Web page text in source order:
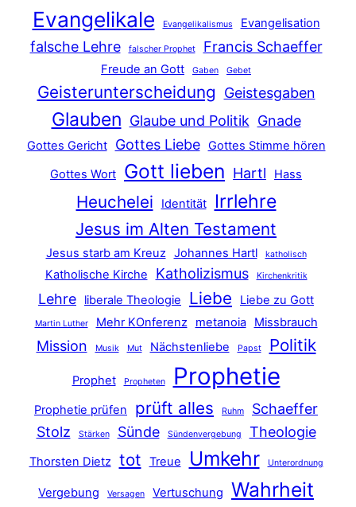
Evangelikale Evangelikalismus Evangelisation
falsche Lehre falscher Prophet Francis Schaeffer
Freude an Gott Gaben Gebet
Geisterunterscheidung Geistesgaben
Glauben Glaube und Politik Gnade
Gottes Gericht Gottes Liebe Gottes Stimme hören
Gottes Wort
Gott lieben Hartl Hass
Heuchelei Identität Irrlehre
Jesus im Alten Testament
Jesus starb am Kreuz Johannes Hartl katholisch
Katholische Kirche Katholizismus Kirchenkritik
Lehre liberale Theologie Liebe Liebe zu Gott
Martin Luther Mehr KOnferenz metanoia Missbrauch
Mission Musik Mut Nächstenliebe Papst Politik
Prophet Propheten Prophetie
Prophetie prüfen prüft alles Ruhm
Schaeffer
Stolz
Stärken Sünde Sündenvergebung Theologie
Thorsten Dietz tot Treue Umkehr Unterordnung
Vergebung Versagen Vertuschung Wahrheit